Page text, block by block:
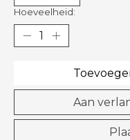
Hoeveelheid:
Aan